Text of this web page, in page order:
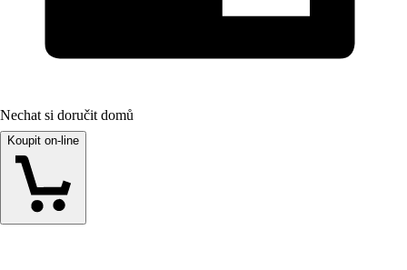
Nechat si doručit domů
Koupit on-line